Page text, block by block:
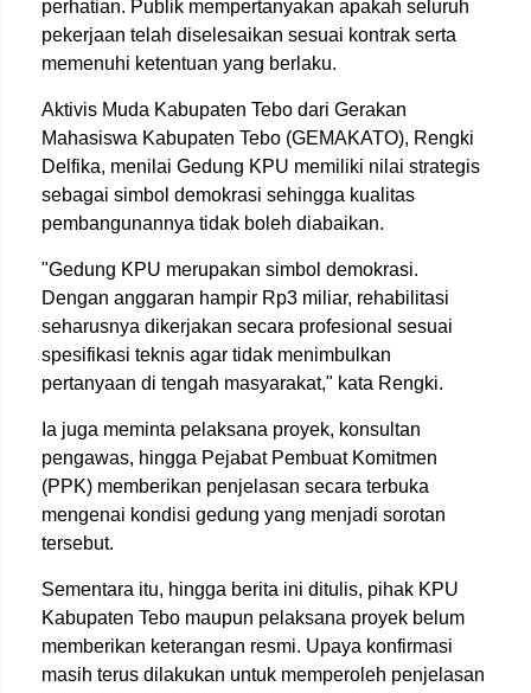
perhatian. Publik mempertanyakan apakah seluruh
pekerjaan telah diselesaikan sesuai kontrak serta
memenuhi ketentuan yang berlaku.
Aktivis Muda Kabupaten Tebo dari Gerakan
Mahasiswa Kabupaten Tebo (GEMAKATO), Rengki
Delfika, menilai Gedung KPU memiliki nilai strategis
sebagai simbol demokrasi sehingga kualitas
pembangunannya tidak boleh diabaikan.
"Gedung KPU merupakan simbol demokrasi.
Dengan anggaran hampir Rp3 miliar, rehabilitasi
seharusnya dikerjakan secara profesional sesuai
spesifikasi teknis agar tidak menimbulkan
pertanyaan di tengah masyarakat," kata Rengki.
Ia juga meminta pelaksana proyek, konsultan
pengawas, hingga Pejabat Pembuat Komitmen
(PPK) memberikan penjelasan secara terbuka
mengenai kondisi gedung yang menjadi sorotan
tersebut.
Sementara itu, hingga berita ini ditulis, pihak KPU
Kabupaten Tebo maupun pelaksana proyek belum
memberikan keterangan resmi. Upaya konfirmasi
masih terus dilakukan untuk memperoleh penjelasan